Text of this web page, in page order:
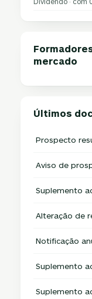
mercado
Últimos
Prospecto
Aviso de
Suplemento
Alteração de
Notificação
Suplemento
Suplemento